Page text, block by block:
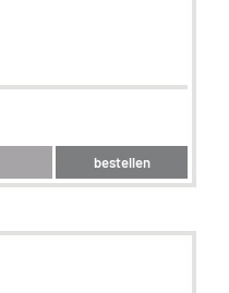
bestellen